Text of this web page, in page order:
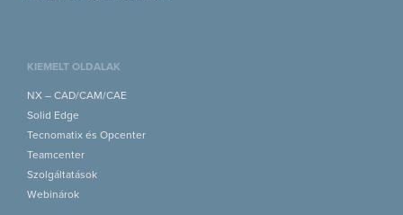
KIEMELT OLDALAK
NX – CAD/CAM/CAE
Solid Edge
Tecnomatix és Opcenter
Teamcenter
Szolgáltatások
Webinárok